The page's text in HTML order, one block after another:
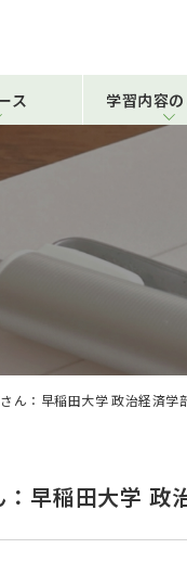
ス 学習内容
ん：早稲田大学 政治経済学
：早稲田大学 政